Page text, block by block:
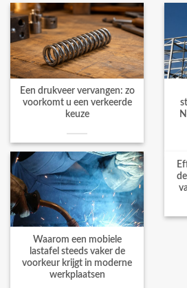
Een drukveer vervangen: zo
voorkomt u een verkeerde
keuze
Waarom een mobiele
lastafel steeds vaker de
voorkeur krijgt in moderne
werkplaatsen